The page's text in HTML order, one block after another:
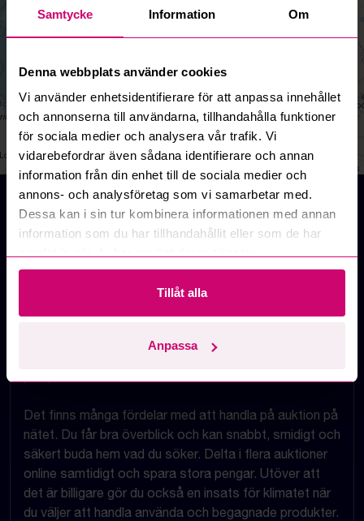
Samtycke Information Om
Denna webbplats använder cookies
Vi använder enhetsidentifierare för att anpassa innehållet
och annonserna till användarna, tillhandahålla funktioner
för sociala medier och analysera vår trafik. Vi
vidarebefordrar även sådana identifierare och annan
information från din enhet till de sociala medier och
annons- och analysföretag som vi samarbetar med.
Dessa kan i sin tur kombinera informationen med annan
information som du har tillhandahållit eller som de har
Tillåt alla
Anpassa
Leaflet ©OpenStreetMap contributors
Auktioner online - Köp och Sälj
Här på Budi.se finns mängder av auktioner på nätet
inom allt från entreprenad, fordon, design och konst,
IT och datorer, lastbilar, verktyg, maskiner,
sport, gym och mycket mer. Hos oss kan du fynda
produkter från kända varumärken och göra bra affärer.
har en auktion med exakt samma vara till ett bättre
Det finns många fördelar med att handla på auktion på
nätet. Du får bra överblick och kan snabbt, smidigt och
säkert buda hem vad du söker. Delta i flera auktioner
online samtidigt och spara stora pengar. Utöver att
det är billigare gör du också en insats för klimatet när
du väljer att handla använda och begagnade produkter.